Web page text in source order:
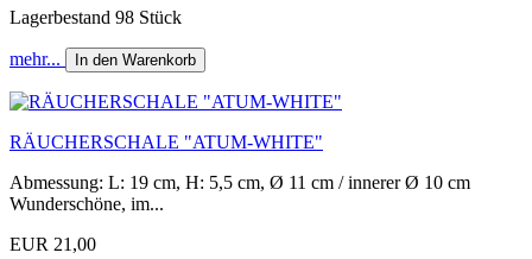
Lagerbestand 98 Stück
mehr... In den Warenkorb
RÄUCHERSCHALE "ATUM-WHITE"
Abmessung: L: 19 cm, H: 5,5 cm, Ø 11 cm / innerer Ø 10 cm
Wunderschöne, im...
EUR 21,00